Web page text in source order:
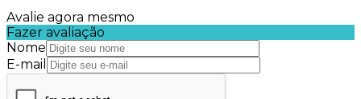
Avalie agora mesmo
Fazer avaliação
Nome
E-mail